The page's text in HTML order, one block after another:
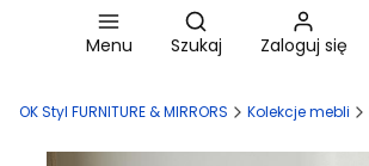
Menu
Otwórz
Szukaj Zaloguj się
OK Styl FURNITURE & MIRRORS Kolekcje mebli